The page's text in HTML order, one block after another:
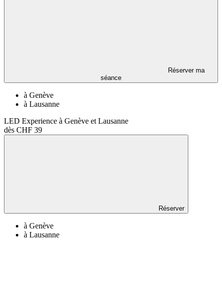
Réserver ma
séance
à Genève
à Lausanne
LED Experience à Genève et Lausanne
dès CHF 39
Réserver
à Genève
à Lausanne